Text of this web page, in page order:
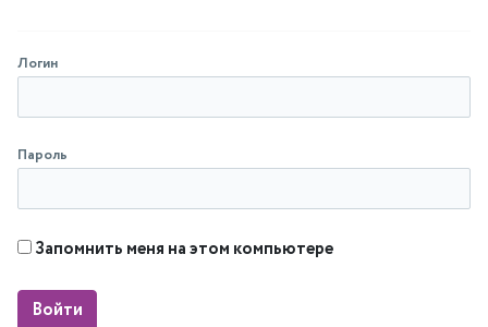
Логин
Пароль
Запомнить меня на этом компьютере